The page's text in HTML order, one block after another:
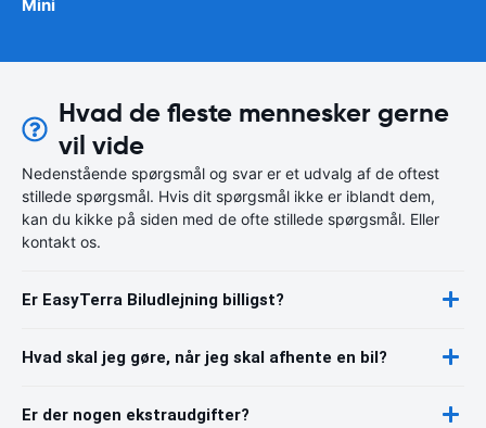
Mini
Hvad de fleste mennesker gerne
vil vide
Nedenstående spørgsmål og svar er et udvalg af de oftest
stillede spørgsmål. Hvis dit spørgsmål ikke er iblandt dem,
kan du kikke på siden med de ofte stillede spørgsmål. Eller
kontakt os.
Er EasyTerra Biludlejning billigst?
Hvad skal jeg gøre, når jeg skal afhente en bil?
Er der nogen ekstraudgifter?